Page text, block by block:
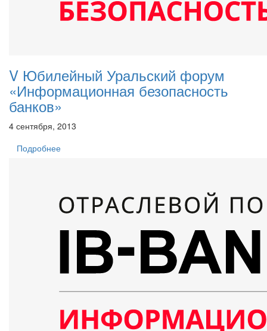
V Юбилейный Уральский форум
«Информационная безопасность
банков»
4 сентября, 2013
Подробнее